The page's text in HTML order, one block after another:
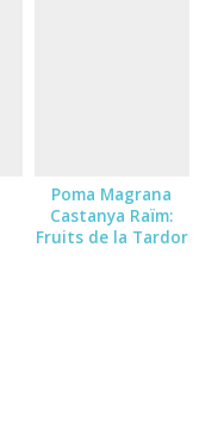
Poma Magrana
Castanya Raïm:
Fruits de la Tardor